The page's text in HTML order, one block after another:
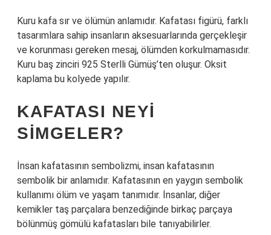
Kuru kafa sır ve ölümün anlamıdır. Kafatası figürü, farklı
tasarımlara sahip insanların aksesuarlarında gerçekleşir
ve korunması gereken mesaj, ölümden korkulmamasıdır.
Kuru baş zinciri 925 Sterlli Gümüş’ten oluşur. Oksit
kaplama bu kolyede yapılır.
KAFATASI NEYI
SIMGELER?
İnsan kafatasının sembolizmi, insan kafatasının
sembolik bir anlamıdır. Kafatasının en yaygın sembolik
kullanımı ölüm ve yaşam tanımıdır. İnsanlar, diğer
kemikler taş parçalara benzediğinde birkaç parçaya
bölünmüş gömülü kafatasları bile tanıyabilirler.